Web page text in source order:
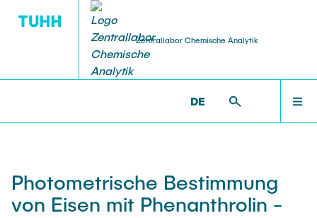
Zentrallabor Chemische Analytik
DE
SERVICE
Chemikalienausgabe
Photometrische Bestimmung
von Eisen mit Phenanthrolin -